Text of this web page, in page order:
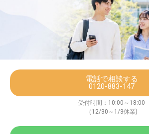
電話で相談する
0120-883-147
受付時間：10:00～18:00
（12/30～1/3休業)